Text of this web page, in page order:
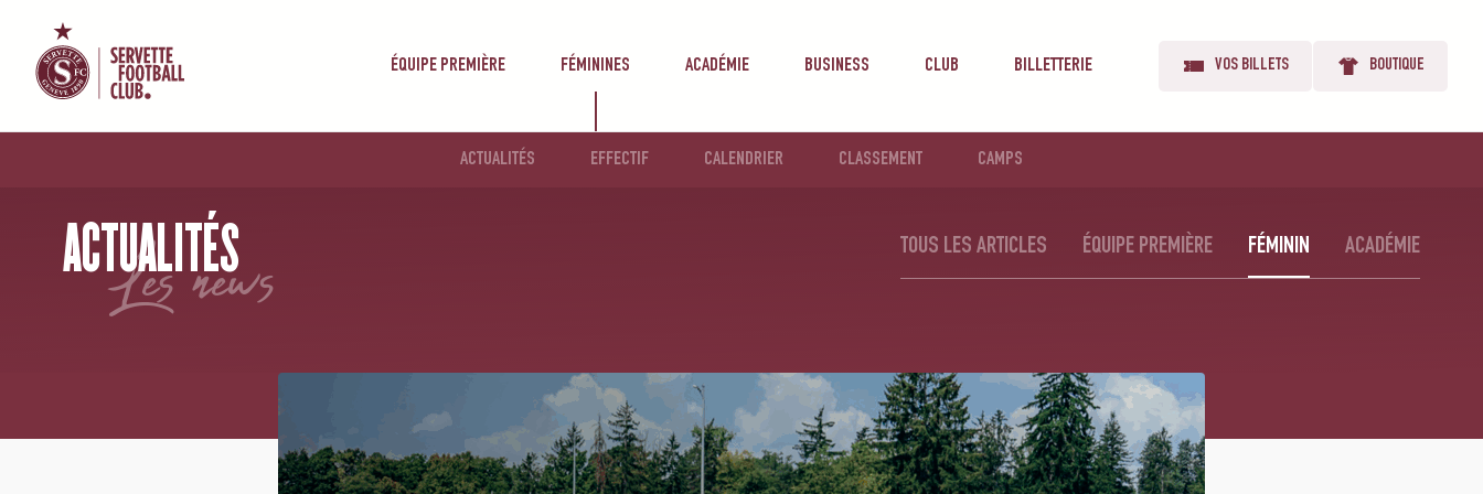
ÉQUIPE PREMIÈRE FÉMININES ACADÉMIE BUSINESS CLUB BILLETTERIE
ACTUALITÉS EFFECTIF CALENDRIER CLASSEMENT CAMPS
VOS BILLETS BOUTIQUE
ACTUALITÉS
les news TOUS LES ARTICLES ÉQUIPE PREMIÈRE FÉMININ ACADÉMIE